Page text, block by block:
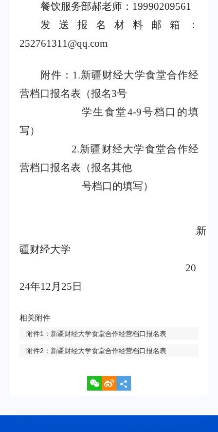
餐饮服务部郝老师： 19990209561
发送报名材料邮箱：
252761311@qq.com
附件： 1.新疆财经大学食堂合作经
营档口报名表（报名3号
学生食堂4-9号档口的填
写）
2.新疆财经大学食堂合作经
营档口报名表（报名其他
号档口的填写）
新
疆财经大学
20
24年12月 25 日
相关附件
附件1：新疆财经大学食堂合作经营档口报名表
附件2：新疆财经大学食堂合作经营档口报名表